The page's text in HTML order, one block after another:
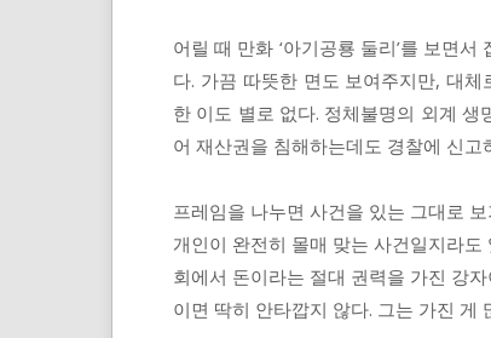
어릴 때 만화 ‘아기공룡 둘리’를 보면
다. 가끔 따뜻한 면도 보여주지만, 대
한 이도 별로 없다. 정체불명의 외계
어 재산권을 침해하는데도 경찰에 신
프레임을 나누면 사건을 있는 그대로
개인이 완전히 몰매 맞는 사건일지라
회에서 돈이라는 절대 권력을 가진 강
이면 딱히 안타깝지 않다. 그는 가진 게